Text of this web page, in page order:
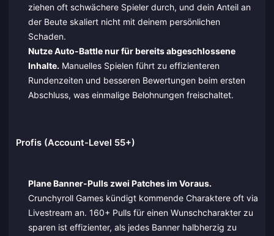
ziehen oft schwächere Spieler durch, und dein Anteil an
der Beute skaliert nicht mit deinem persönlichen
Schaden.
Nutze Auto-Battle nur für bereits abgeschlossene
Inhalte. Manuelles Spielen führt zu effizienteren
Rundenzeiten und besseren Bewertungen beim ersten
Abschluss, was einmalige Belohnungen freischaltet.
Profis (Account-Level 55+)
Plane Banner-Pulls zwei Patches im Voraus.
Crunchyroll Games kündigt kommende Charaktere oft via
Livestream an. 160+ Pulls für einen Wunschcharakter zu
sparen ist effizienter, als jedes Banner halbherzig zu